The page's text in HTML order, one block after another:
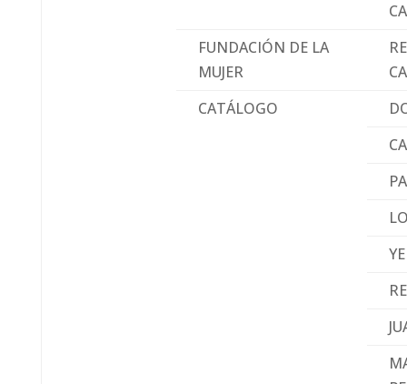
FUNDACIÓN DE LA
MUJER
CATÁLOGO